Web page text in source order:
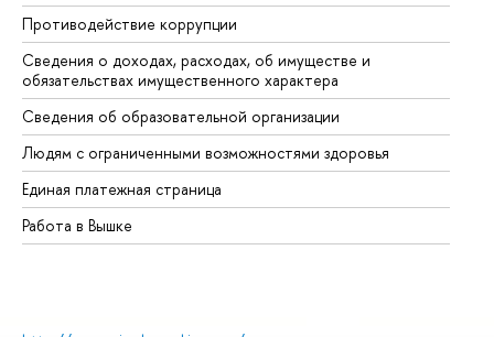
Противодействие коррупции
Сведения о доходах, расходах, об имуществе и
обязательствах имущественного характера
Сведения об образовательной организации
Людям с ограниченными возможностями здоровья
Единая платежная страница
Работа в Вышке